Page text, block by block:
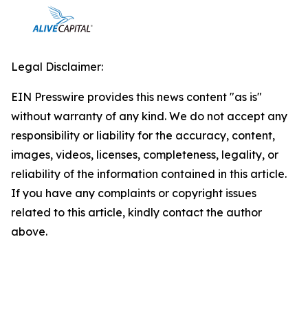
Legal Disclaimer:
EIN Presswire provides this news content "as is"
without warranty of any kind. We do not accept any
responsibility or liability for the accuracy, content,
images, videos, licenses, completeness, legality, or
reliability of the information contained in this article.
If you have any complaints or copyright issues
related to this article, kindly contact the author
above.